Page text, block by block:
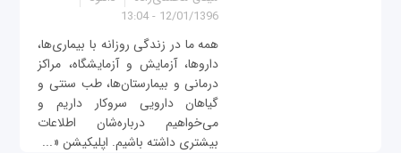
12/01/1396 - 13:04
همه ما در زندگی روزانه با بیماری‌ها،
داروها، آزمایش و آزمایشگاه، مراکز
درمانی و بیمارستان‌ها، طب سنتی و
گیاهان دارویی سروکار داریم و
می‌خواهیم درباره‌شان اطلاعات
بیشتری داشته باشیم. اپلیکیشن «...